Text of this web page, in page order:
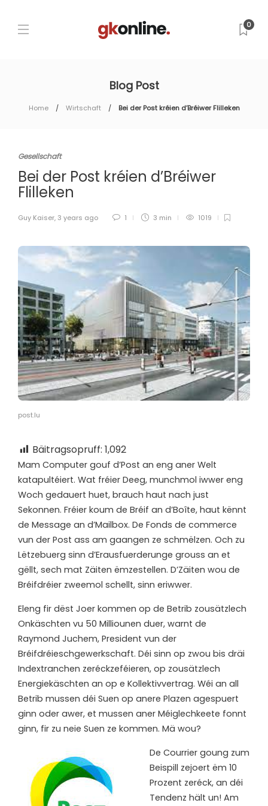
0
Blog Post
Home Wirtschaft Bei der Post kréien d’Bréiwer Flilleken
Gesellschaft
Bei der Post kréien d’Bréiwer
Flilleken
Guy Kaiser, 3 years ago 1 3 min 1019
post.lu
Bäitragsopruff: 1,092
Mam Computer gouf d’Post an eng aner Welt
katapultéiert. Wat fréier Deeg, munchmol iwwer eng
Woch gedauert huet, brauch haut nach just
Sekonnen. Fréier koum de Bréif an d’Boîte, haut kënnt
de Message an d’Mailbox. De Fonds de commerce
vun der Post ass am gaangen ze schmëlzen. Och zu
Lëtzebuerg sinn d’Erausfuerderunge grouss an et
gëllt, sech mat Zäiten ëmzestellen. D’Zäiten wou de
Bréifdréier zweemol schellt, sinn eriwwer.
Eleng fir dëst Joer kommen op de Betrib zousätzlech
Onkäschten vu 50 Milliounen duer, warnt de
Raymond Juchem, President vun der
Bréifdréieschgewerkschaft. Déi sinn op zwou bis dräi
Indextranchen zeréckzeféieren, op zousätzlech
Energiekäschten an op e Kollektivvertrag. Wéi an all
Betrib mussen déi Suen op anere Plazen agespuert
ginn oder awer, et mussen aner Méiglechkeete fonnt
ginn, fir zu neie Suen ze kommen. Mä wou?
De Courrier goung zum
Beispill zejoert ëm 10
Prozent zeréck, an déi
Tendenz hält un! Am